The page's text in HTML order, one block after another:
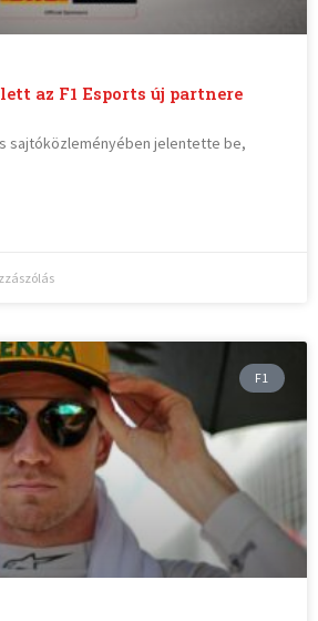
az F1 Esports új partnere
sajtóközleményében jelentette be,
F1